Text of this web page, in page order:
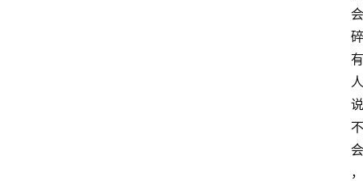
会
碎
有
人
说
不
会
，